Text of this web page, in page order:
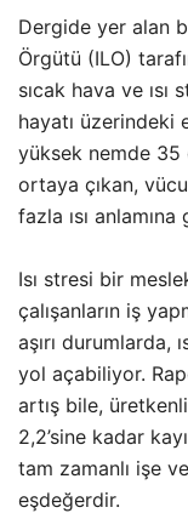
Dergide yer alan
Örgütü (ILO)
sıcak hava ve
hayatı üzerindeki
yüksek nemde 35
ortaya çıkan,
fazla ısı anlamına
Isı stresi bir
çalışanların iş
aşırı durumlarda,
yol açabiliyor.
artış bile,
2,2’sine kadar
tam zamanlı işe
eşdeğerdir.